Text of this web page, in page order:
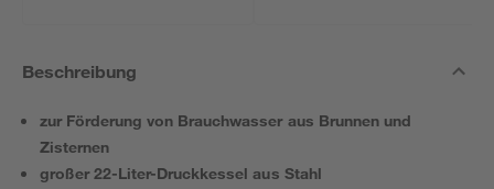
Beschreibung
zur Förderung von Brauchwasser aus Brunnen und
Zisternen
großer 22-Liter-Druckkessel aus Stahl